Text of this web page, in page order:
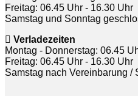
Freitag: 06.45 Uhr - 16.30 Uhr
Samstag und Sonntag
Verladezeiten
Montag - Donnerstag: 06.45
Freitag: 06.45 Uhr - 16.30 Uhr
Samstag nach Vereinbarung /